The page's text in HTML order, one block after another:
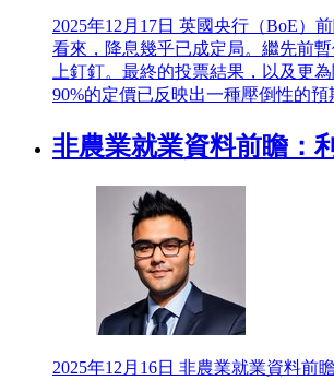
2025年12月17日 英國央行（BoE）
看來，降息幾乎已成定局。繼先前
上釘釘。最終的投票結果，以及更
90%的定價已反映出一種壓倒性的預
非農業就業資料前瞻：
2025年12月16日 非農業就業資料前